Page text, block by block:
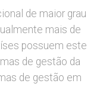
de maior grau
mais de
possuem este
de gestão da
de gestão em